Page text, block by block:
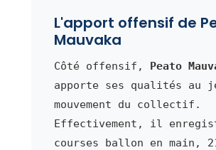
L'apport offensif de
Mauvaka
Côté offensif, Peato
apporte ses qualités au
mouvement du collectif.
Effectivement, il
courses ballon en main,